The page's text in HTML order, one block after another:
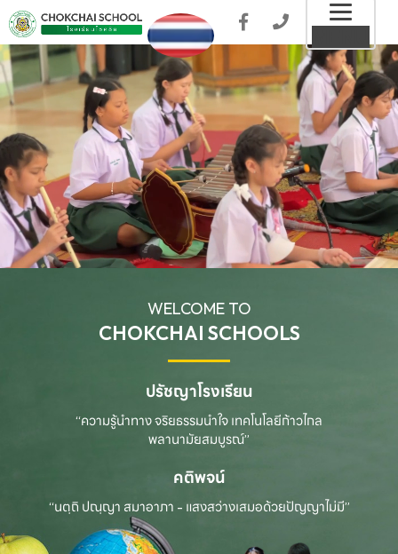
WELCOME TO
CHOKCHAI SCHOOLS
ปรัชญาโรงเรียน
“ความรู้นำทาง จริยธรรมนำใจ เทคโนโลยีก้าวไกล
พลานามัยสมบูรณ์”
คติพจน์
“นตฺถิ ปณฺญา สมาอาภา - แสงสว่างเสมอด้วยปัญญาไม่มี”